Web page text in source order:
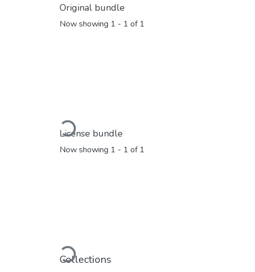
Original bundle
Now showing 1 - 1 of 1
Loading...
License bundle
Now showing 1 - 1 of 1
Loading...
Collections